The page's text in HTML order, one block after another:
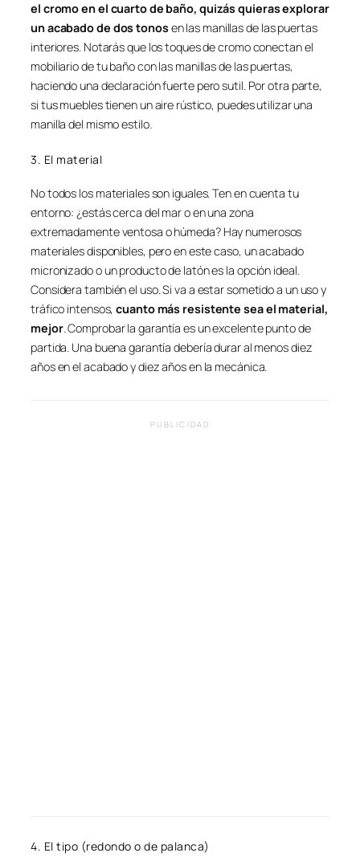
el cromo en el cuarto de baño, quizás quieras explorar
un acabado de dos tonosen las manillas de las puertas
interiores. Notarás que los toques de cromo conectan el
mobiliario de tu baño con las manillas de las puertas,
haciendo una declaración fuerte pero sutil. Por otra parte,
si tus muebles tienen un aire rústico, puedes utilizar una
manilla del mismo estilo.
3. El material
No todos los materiales son iguales. Ten en cuenta tu
entorno: ¿estás cerca del mar o en una zona
extremadamente ventosa o húmeda? Hay numerosos
materiales disponibles, pero en este caso, un acabado
micronizado o un producto de latón es la opción ideal.
Considera también el uso. Si va a estar sometido a un uso y
tráfico intensos,cuanto más resistente sea el material,
mejor. Comprobar la garantía es un excelente punto de
partida. Una buena garantía debería durar al menos diez
años en el acabado y diez años en la mecánica.
PUBLICIDAD
4. El tipo (redondo o de palanca)